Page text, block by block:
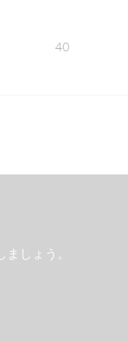
40
しょう。